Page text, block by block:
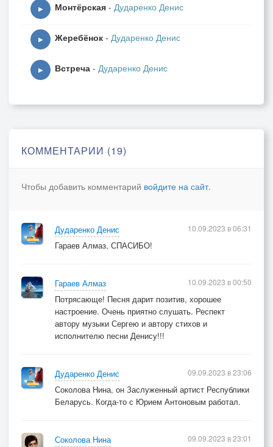
▶ Монтёрская - Дударенко Денис
▶ Жеребёнок - Дударенко Денис
▶ Встреча - Дударенко Денис
КОММЕНТАРИИ (19)
Чтобы добавить комментарий войдите на сайт.
Дударенко Денис
Гараев Алмаз, СПАСИБО!
10.09.2023 в 06:31
Гараев Алмаз
Потрясающе! Песня дарит позитив, хорошее
настроение. Очень приятно слушать. Респект
автору музыки Сергею и автору стихов и
исполнителю песни Денису!!!
10.09.2023 в 00:50
Дударенко Денис
Соколова Нина, он Заслуженный артист Республики
Беларусь. Когда-то с Юрием Антоновым работал.
09.09.2023 в 23:06
Соколова Нина
09.09.2023 в 23:01